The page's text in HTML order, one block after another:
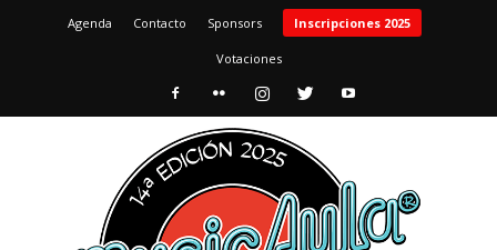
Agenda Contacto Sponsors Inscripciones 2025
Votaciones